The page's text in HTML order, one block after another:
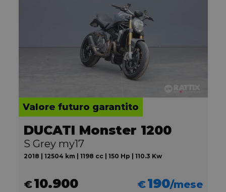
Valore futuro garantito
DUCATI Monster 1200
S Grey my17
2018 | 12504 km | 1198 cc | 150 Hp | 110.3 Kw
€10.900 €190/mese